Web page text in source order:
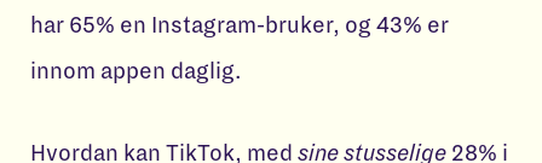
har 65% en Instagram-bruker, og 43% er
innom appen daglig.
Hvordan kan TikTok, med sine stusselige 28% i